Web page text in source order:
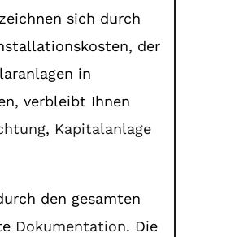
sich durch
der
in
verbleibt Ihnen
, Kapitalanlage
den gesamten
Dokumentation. Die